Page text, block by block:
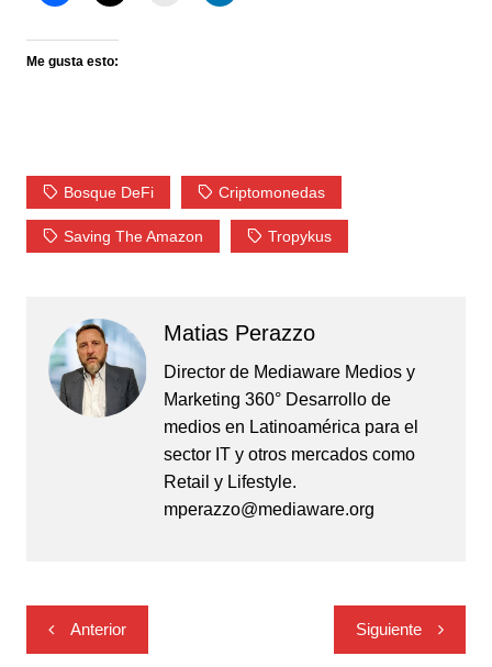
Me gusta esto:
Bosque DeFi Criptomonedas
Saving The Amazon Tropykus
Matias Perazzo
Director de Mediaware Medios y
Marketing 360° Desarrollo de
medios en Latinoamérica para el
sector IT y otros mercados como
Retail y Lifestyle.
mperazzo@mediaware.org
Navegación
de
Anterior Siguiente